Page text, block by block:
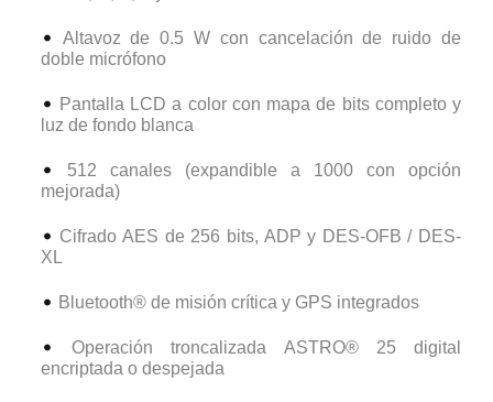
Altavoz de 0.5 W con cancelación de ruido de
doble micrófono
Pantalla LCD a color con mapa de bits completo y
luz de fondo blanca
512 canales (expandible a 1000 con opción
mejorada)
Cifrado AES de 256 bits, ADP y DES-OFB / DES-
XL
Bluetooth® de misión crítica y GPS integrados
Operación troncalizada ASTRO® 25 digital
encriptada o despejada